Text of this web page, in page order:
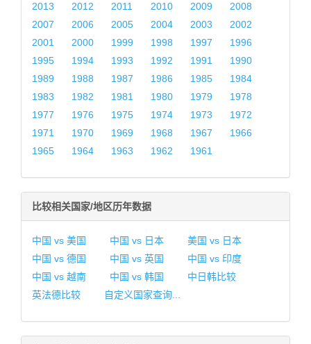
2013
2012 2011 2010 2009
2008
2007
2006 2005 2004 2003
2002
2001
2000 1999 1998 1997
1996
1995
1994 1993 1992 1991
1990
1989
1988 1987 1986 1985
1984
1983
1982 1981 1980 1979
1978
1977
1976 1975 1974 1973
1972
1971
1970 1969 1968 1967
1966
1965
1964 1963 1962 1961
比较相关国家/地区历年数据
中国 vs 美国 中国 vs 日本
美国 vs 日本
中国 vs 德国
中国 vs 英国
中国 vs 印度
中国 vs 越南
中国 vs 韩国
中日韩比较
英法德比较
自定义国家查询...